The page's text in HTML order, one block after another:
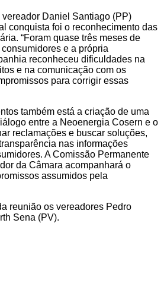
Daniel Santiago (PP)
conquista foi o reconhecimento das
“Foram quase três meses de
e a própria
reconheceu dificuldades na
e na comunicação com os
para corrigir essas
também está a criação de uma
entre a Neoenergia Cosern e o
reclamações e buscar soluções,
nas informações
A Comissão Permanente
da Câmara acompanhará o
assumidos pela
reunião os vereadores Pedro
Sena (PV).